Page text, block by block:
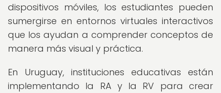
dispositivos móviles, los estudiantes pueden
sumergirse en entornos virtuales interactivos
que los ayudan a comprender conceptos de
manera más visual y práctica.
En Uruguay, instituciones educativas están
implementando la RA y la RV para crear